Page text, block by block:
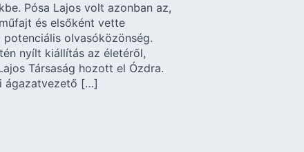
Pósa Lajos volt azonban az,
és elsőként vette
olvasóközönség.
nyílt kiállítás az életéről,
Társaság hozott el Ózdra.
ágazatvezető […]